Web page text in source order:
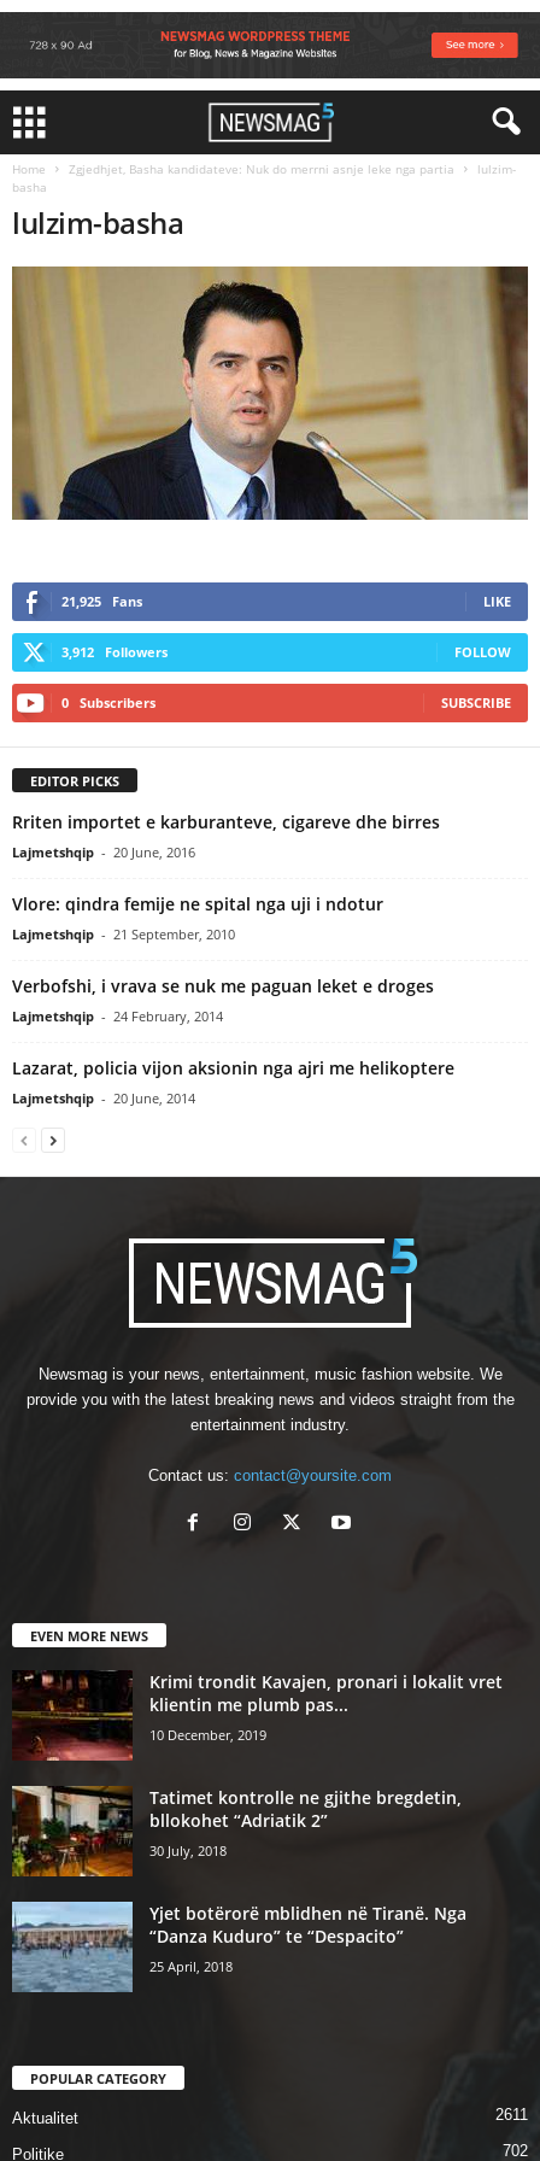
Home Zgjedhjet, Basha kandidateve: Nuk do merrni asnje leke nga partia
lulzim-
basha
lulzim-basha
21,925 Fans LIKE
3,912 Followers FOLLOW
0 Subscribers SUBSCRIBE
EDITOR PICKS
Rriten importet e karburanteve, cigareve dhe birres
Lajmetshqip - 20 June, 2016
Vlore: qindra femije ne spital nga uji i ndotur
Lajmetshqip - 21 September, 2010
Verbofshi, i vrava se nuk me paguan leket e droges
Lajmetshqip - 24 February, 2014
Lazarat, policia vijon aksionin nga ajri me helikoptere
Lajmetshqip - 20 June, 2014
Newsmag is your news, entertainment, music fashion website. We
provide you with the latest breaking news and videos straight from the
entertainment industry.
Contact us: contact@yoursite.com
EVEN MORE NEWS
Krimi trondit Kavajen, pronari i lokalit vret
klientin me plumb pas...
10 December, 2019
Tatimet kontrolle ne gjithe bregdetin,
bllokohet “Adriatik 2”
30 July, 2018
Yjet botërorë mblidhen në Tiranë. Nga
“Danza Kuduro” te “Despacito”
25 April, 2018
POPULAR CATEGORY
Aktualitet 2611
Politike 702